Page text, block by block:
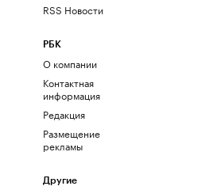
RSS Новости
РБК
О компании
Контактная
информация
Редакция
Размещение
рекламы
Другие